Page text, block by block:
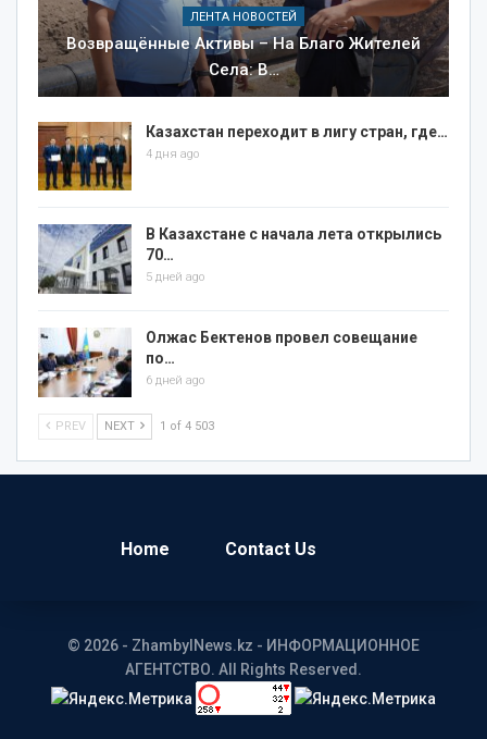
ЛЕНТА НОВОСТЕЙ
Возвращённые Активы – На Благо Жителей
Села: В…
Казахстан переходит в лигу стран, где…
4 дня ago
В Казахстане с начала лета открылись
70…
5 дней ago
Олжас Бектенов провел совещание
по…
6 дней ago
PREV NEXT 1 of 4 503
Home Contact Us
© 2026 - ZhambylNews.kz - ИНФОРМАЦИОННОЕ
АГЕНТСТВО. All Rights Reserved.